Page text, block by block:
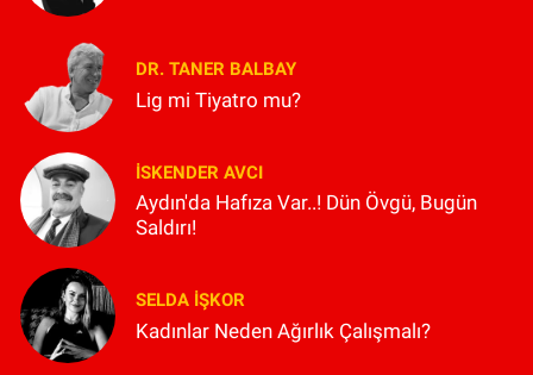
DR. TANER BALBAY
Lig mi Tiyatro mu?
İSKENDER AVCI
Aydın'da Hafıza Var..! Dün Övgü, Bugün
Saldırı!
SELDA İŞKOR
Kadınlar Neden Ağırlık Çalışmalı?